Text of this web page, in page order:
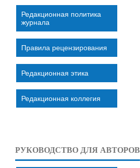
Редакционная политика
журнала
Правила рецензирования
Редакционная этика
Редакционная коллегия
РУКОВОДСТВО ДЛЯ АВТОРОВ